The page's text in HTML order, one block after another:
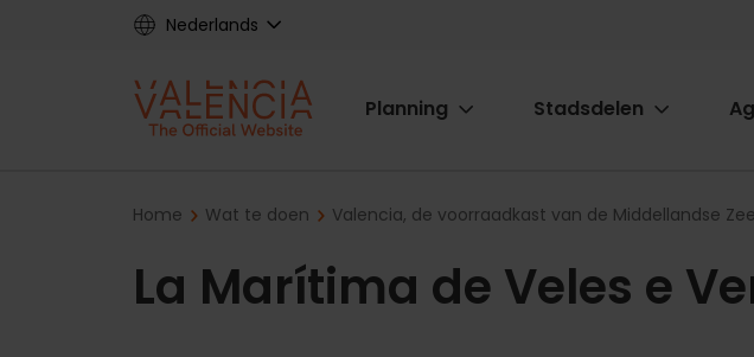
Nederlands
Main
Planning Stadsdelen
Breadcrumb
Home Wat te doen Valencia, de voorraadkast van de Middellandse Zee
La Marítima de Veles e